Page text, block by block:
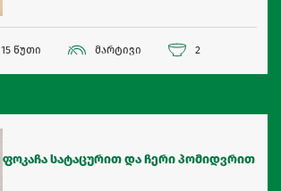
15 წუთი მარტივი 2
ფოკაჩა სატაცურით და ჩერი პომიდვრით